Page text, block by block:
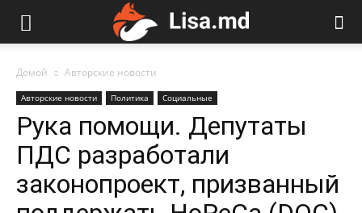
Домой Авторские новости
Авторские новости Политика Социальные
Рука помощи. Депутаты
ПДС разработали
законопроект, призванный